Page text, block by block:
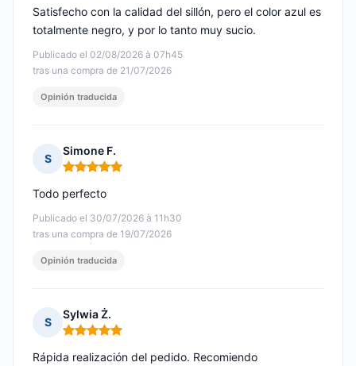
Publicado el 02/08/2026 à 07h45
tras una compra de 21/07/2026
Satisfecho con la calidad del sillón, pero el color azul es
totalmente negro, y por lo tanto muy sucio.
Opinión traducida
S
Simone F.
Nota: 5 de 5
Publicado el 30/07/2026 à 11h30
tras una compra de 19/07/2026
Todo perfecto
Opinión traducida
S
Sylwia Ż.
Nota: 5 de 5
Rápida realización del pedido. Recomiendo